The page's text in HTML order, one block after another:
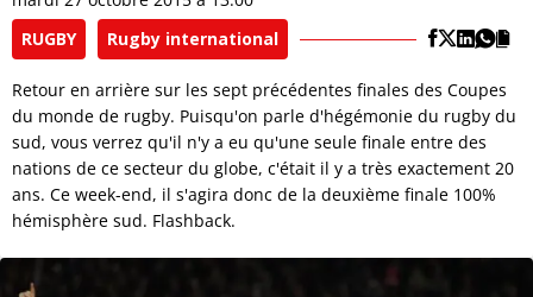
RUGBY
Rugby international
Retour en arrière sur les sept précédentes finales des Coupes
du monde de rugby. Puisqu'on parle d'hégémonie du rugby du
sud, vous verrez qu'il n'y a eu qu'une seule finale entre des
nations de ce secteur du globe, c'était il y a très exactement 20
ans. Ce week-end, il s'agira donc de la deuxième finale 100%
hémisphère sud. Flashback.